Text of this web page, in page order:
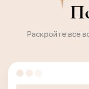
Раскройте все